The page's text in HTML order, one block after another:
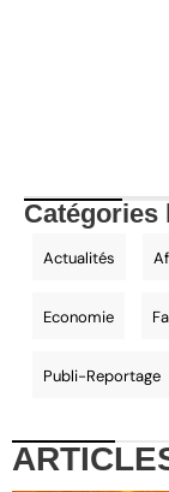
Catégories
Actualités
Economie
Publi-Reportage